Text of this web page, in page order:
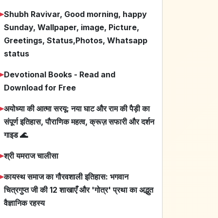
Shubh Ravivar, Good morning, happy
Sunday, Wallpaper, image, Picture,
Greetings, Status,Photos, Whatsapp
status
Devotional Books - Read and
Download for Free
अयोध्या की आत्मा सरयू: नया घाट और राम की पैड़ी का
संपूर्ण इतिहास, पौराणिक महत्व, क्रूज़ सफारी और दर्शन
गाइड 🌊
श्री यमराज चालीसा
कायस्थ समाज का गौरवशाली इतिहास: भगवान
चित्रगुप्त जी की 12 शाखाएँ और 'गोत्र' प्रथा का अद्भुत
वैज्ञानिक रहस्य